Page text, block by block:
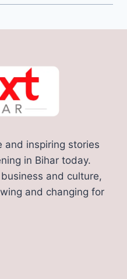
and inspiring stories
in Bihar today.
and culture,
and changing for